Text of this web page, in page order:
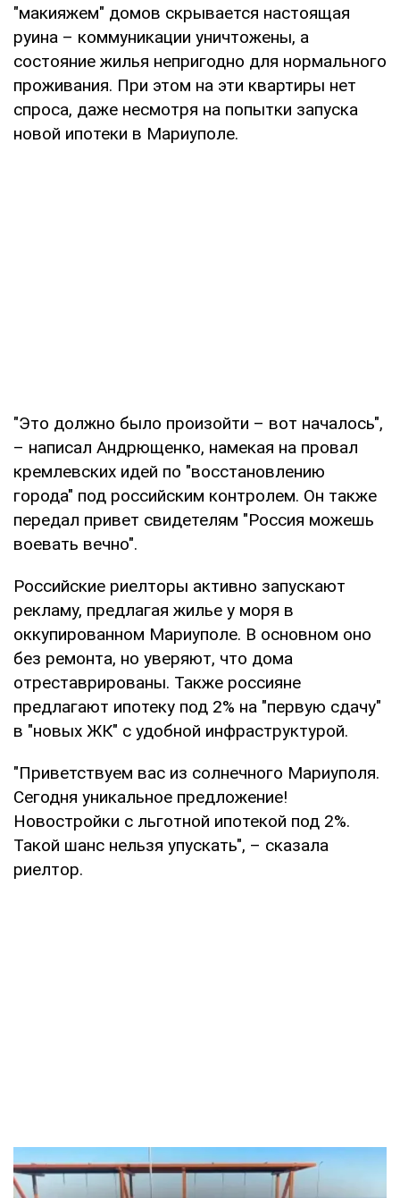
"макияжем" домов скрывается настоящая
руина – коммуникации уничтожены, а
состояние жилья непригодно для нормального
проживания. При этом на эти квартиры нет
спроса, даже несмотря на попытки запуска
новой ипотеки в Мариуполе.
"Это должно было произойти – вот началось",
– написал Андрющенко, намекая на провал
кремлевских идей по "восстановлению
города" под российским контролем. Он также
передал привет свидетелям "Россия можешь
воевать вечно".
Российские риелторы активно запускают
рекламу, предлагая жилье у моря в
оккупированном Мариуполе. В основном оно
без ремонта, но уверяют, что дома
отреставрированы. Также россияне
предлагают ипотеку под 2% на "первую сдачу"
в "новых ЖК" с удобной инфраструктурой.
"Приветствуем вас из солнечного Мариуполя.
Сегодня уникальное предложение!
Новостройки с льготной ипотекой под 2%.
Такой шанс нельзя упускать", – сказала
риелтор.